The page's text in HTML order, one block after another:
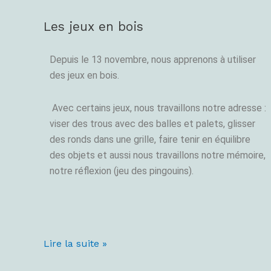
Les jeux en bois
Depuis le 13 novembre, nous apprenons à utiliser
des jeux en bois.
Avec certains jeux, nous travaillons notre adresse :
viser des trous avec des balles et palets, glisser
des ronds dans une grille, faire tenir en équilibre
des objets et aussi nous travaillons notre mémoire,
notre réflexion (jeu des pingouins).
Les
en
bois
Lire la suite »